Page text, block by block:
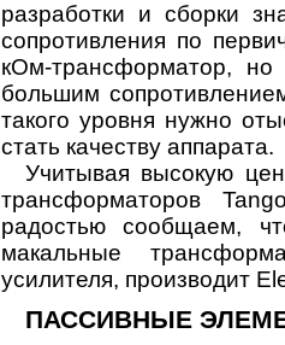
разработки и сборки
сопротивления по
кОм-трансформатор,
большим
такого уровня нужно
стать качеству аппарата.
Учитывая высокую
трансформаторов
радостью сообщаем,
макальные
усилителя, производит
ПАССИВНЫЕ